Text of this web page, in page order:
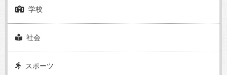
学校
社会
スポーツ